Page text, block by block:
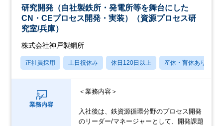
研究開発（自社製鉄所・発電所等を舞台にした
CN・CEプロセス開発・実装）（資源プロセス研
究室/兵庫）
株式会社神戸製鋼所
正社員採用 土日祝休み 休日120日以上 産休・育休あり
業務内容
＜業務内容＞
入社後は、鉄資源循環分野のプロセス開発
のリーダー/マネージャーとして、開発課題